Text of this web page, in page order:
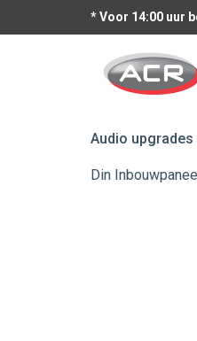
* Voor 14:00 uur
Audio upgrades
Din